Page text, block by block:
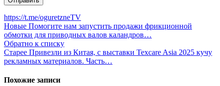
https://t.me/oguretzneTV
Новые Помогите нам запустить продажи фрикционной
обмотки для приводных валов каландров…
Обратно к списку
Старее Привезли из Китая, с выставки Texcare Asia 2025 кучу
рекламных материалов. Часть…
Похожие записи